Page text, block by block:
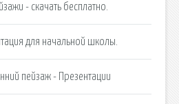
- скачать бесплатно.
для начальной школы.
пейзаж - Презентации